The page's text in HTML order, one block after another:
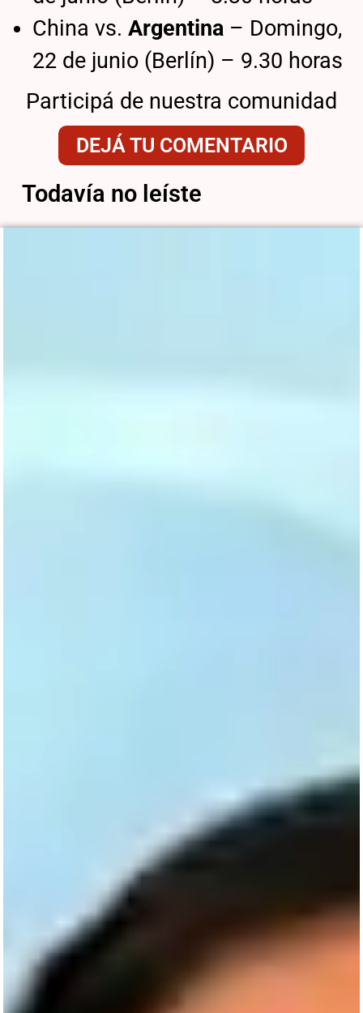
China vs. Argentina – Domingo,
22 de junio (Berlín) – 9.30 horas
Participá de nuestra comunidad
DEJÁ TU COMENTARIO
Todavía no leíste